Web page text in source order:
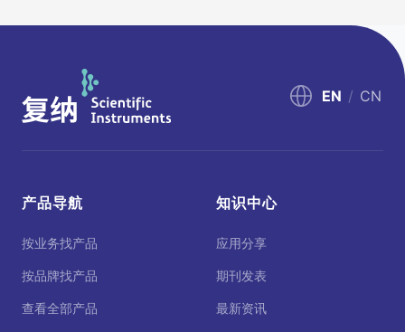
EN / CN
产品导航
按业务找产品
按品牌找产品
查看全部产品
知识中心
应用分享
期刊发表
最新资讯